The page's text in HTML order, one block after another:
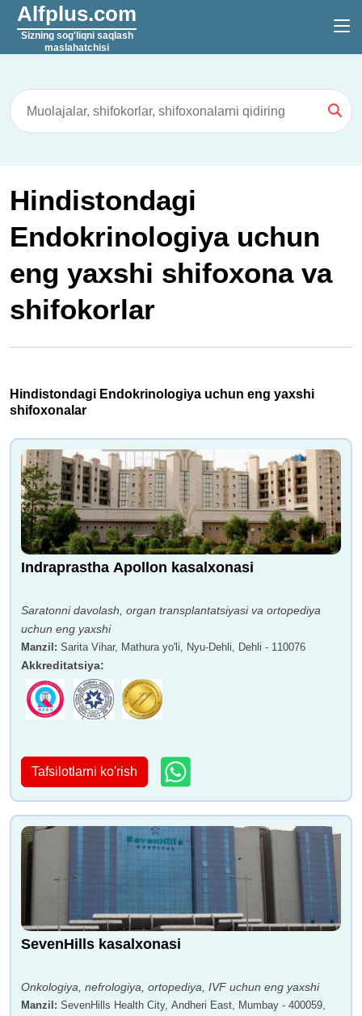
Alfplus.com
Sizning sog'liqni saqlash
maslahatchisi
Hindistondagi
Endokrinologiya uchun
eng yaxshi shifoxona va
shifokorlar
Hindistondagi Endokrinologiya uchun eng yaxshi
shifoxonalar
Indraprastha Apollon kasalxonasi
Saratonni davolash, organ transplantatsiyasi va ortopediya
uchun eng yaxshi
Manzil : Sarita Vihar, Mathura yo'li, Nyu-Dehli, Dehli - 110076
Akkreditatsiya:
Tafsilotlarni ko'rish
SevenHills kasalxonasi
Onkologiya, nefrologiya, ortopediya, IVF uchun eng yaxshi
Manzil : SevenHills Health City, Andheri East, Mumbay - 400059,